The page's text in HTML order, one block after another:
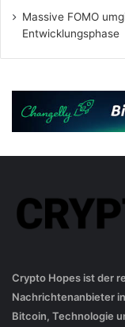
Massive FOMO
Entwicklungsphase
Crypto Hopes ist der
Nachrichtenanbieter
Bitcoin, Technologie